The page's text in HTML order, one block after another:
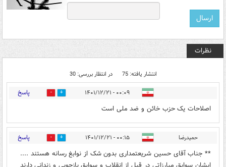
نظرات
انتشار یافته: 75 در انتظار بررسی: 30
۰۰:۰۹ - ۱۴۰۱/۱۲/۲۱ 10 پاسخ
اصلاحات یک حزب خائن و ضد ملی است
حمیدرضا ۰۰:۱۵ - ۱۴۰۱/۱۲/۲۱ 0 پاسخ
** جناب آقای حسین شریعتمداری بدون شک از نوابغ رسانه هستند ....